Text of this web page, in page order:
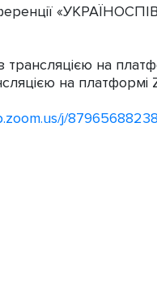
на
на платформі
j/